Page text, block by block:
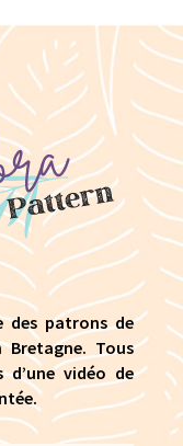
des patrons de
Bretagne. Tous
d’une vidéo de